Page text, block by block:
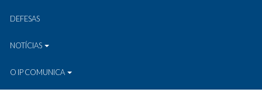
DEFESAS
NOTÍCIAS
O IP COMUNICA